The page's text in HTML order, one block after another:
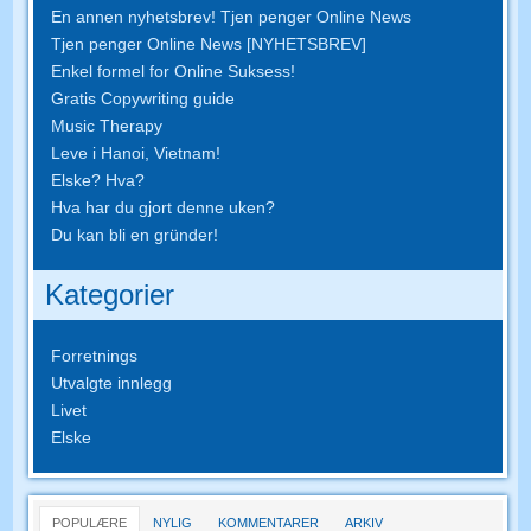
En annen nyhetsbrev! Tjen penger Online News
Tjen penger Online News [NYHETSBREV]
Enkel formel for Online Suksess!
Gratis Copywriting guide
Music Therapy
Leve i Hanoi, Vietnam!
Elske? Hva?
Hva har du gjort denne uken?
Du kan bli en gründer!
Kategorier
Forretnings
Utvalgte innlegg
Livet
Elske
POPULÆRE NYLIG KOMMENTARER ARKIV